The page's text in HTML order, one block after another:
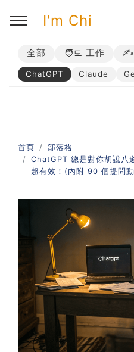
I'm Chi
回主選單
➡︎ 所有內容
回主選單
➡︎ 業配合作
回主選單
➡︎ 講座活動
回主選單
AI 職場應用｜
應用入門
AI 職場應用｜ChatGPT
使用思維
AI 職場應用｜上班族的
習術
AI 職場應用｜
職場工作復盤術
全部 🧑‍💻 工作 ✍️
ChatGPT Claude
首頁
部落格
ChatGPT 總是對你胡說八
超有效！(內附 90 個提問